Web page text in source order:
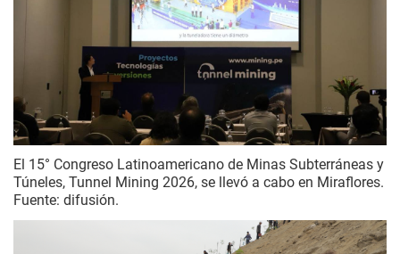
El 15° Congreso Latinoamericano de Minas Subterráneas y
Túneles, Tunnel Mining 2026, se llevó a cabo en Miraflores.
Fuente: difusión.